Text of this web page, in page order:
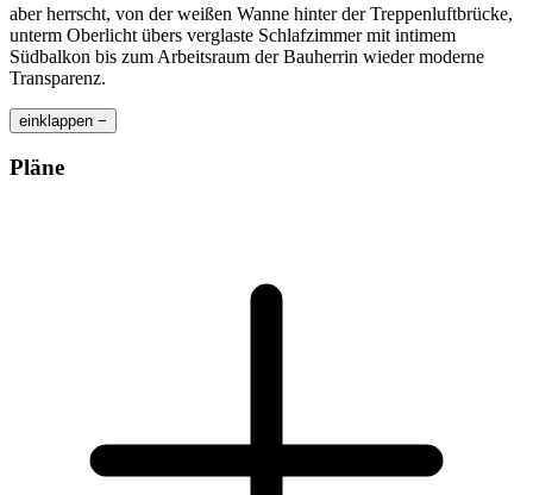
aber herrscht, von der weißen Wanne hinter der Treppenluftbrücke,
unterm Oberlicht übers verglaste Schlafzimmer mit intimem
Südbalkon bis zum Arbeitsraum der Bauherrin wieder moderne
Transparenz.
einklappen −
Pläne